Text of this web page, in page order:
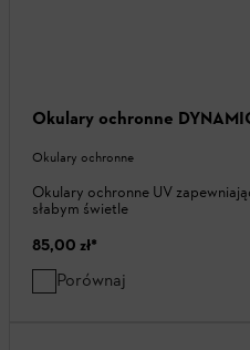
Okulary ochronne
Okulary ochronne
Okulary ochronne UV
słabym świetle
85,00 zł*
Porównaj